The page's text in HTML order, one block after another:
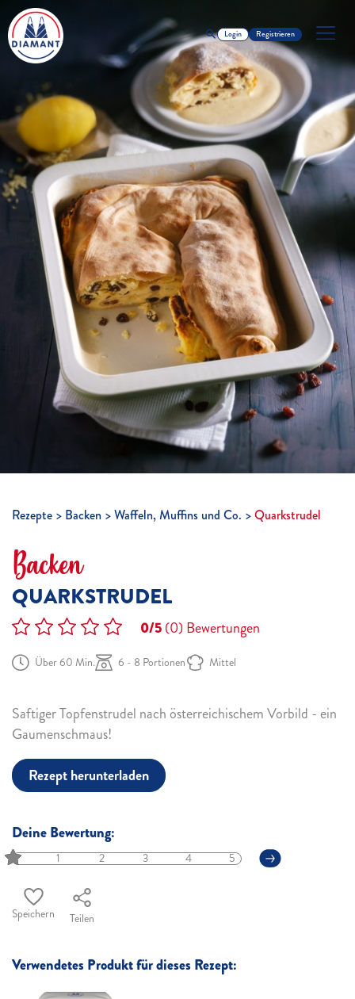
Login Registrieren
Rezepte Backen Waffeln, Muffins und Co. Quarkstrudel
Backen
QUARKSTRUDEL
0/5(0)Bewertungen
Über 60 Min. 6 - 8 Portionen Mittel
Saftiger Topfenstrudel nach österreichischem Vorbild - ein
Gaumenschmaus!
Rezept herunterladen
Deine Bewertung:
1 2 3 4 5
Speichern Teilen
Verwendetes Produkt für dieses Rezept: